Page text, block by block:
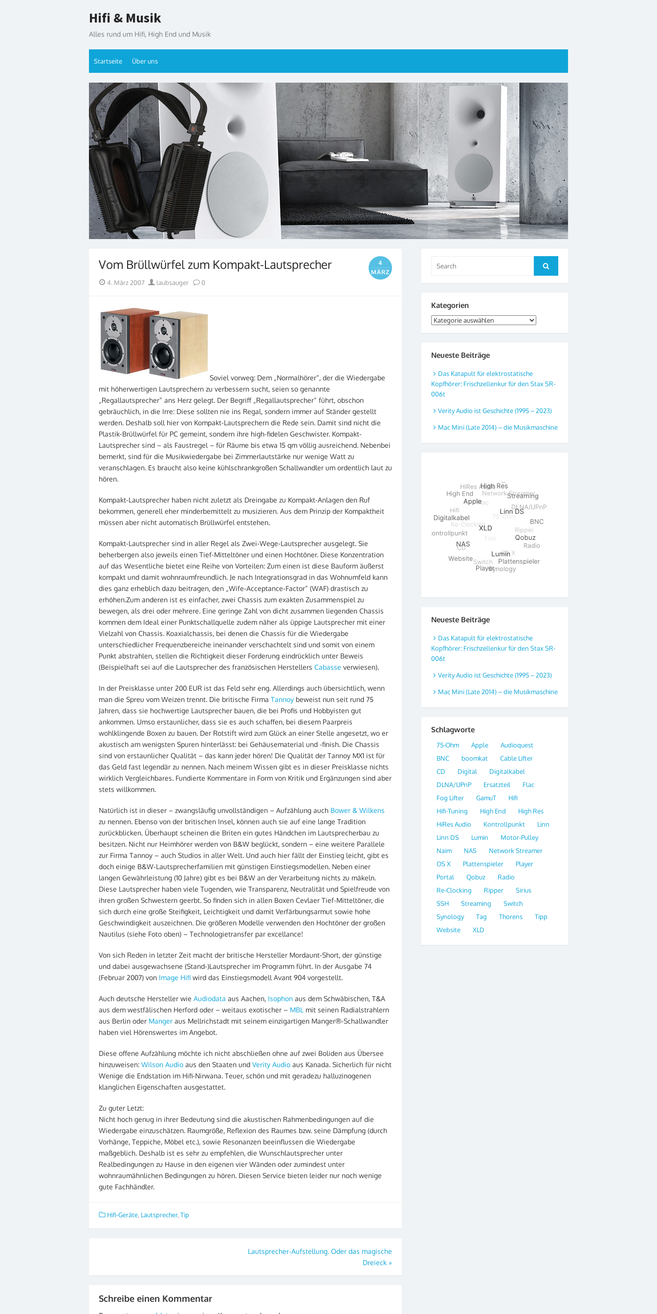
to
Hifi & Musik
Alles rund um Hifi, High End und Musik
Startseite Über uns
Vom Brüllwürfel zum Kompakt-Lautsprecher
4
MÄRZ
Posted
4. März 2007 Author
laubsauger 0
Soviel vorweg: Dem „Normalhörer“, der die Wiedergabe
mit höherwertigen Lautsprechern zu verbessern sucht, seien so genannte
„Regallautsprecher“ ans Herz gelegt. Der Begriff „Regallautsprecher“ führt, obschon
gebräuchlich, in die Irre: Diese sollten nie ins Regal, sondern immer auf Ständer gestellt
werden. Deshalb soll hier von Kompakt-Lautsprechern die Rede sein. Damit sind nicht die
Plastik-Brüllwürfel für PC gemeint, sondern ihre high-fidelen Geschwister. Kompakt-
Lautsprecher sind – als Faustregel – für Räume bis etwa 15 qm völlig ausreichend. Nebenbei
bemerkt, sind für die Musikwiedergabe bei Zimmerlautstärke nur wenige Watt zu
veranschlagen. Es braucht also keine kühlschrankgroßen Schallwandler um ordentlich laut zu
hören.
Kompakt-Lautsprecher haben nicht zuletzt als Dreingabe zu Kompakt-Anlagen den Ruf
bekommen, generell eher minderbemittelt zu musizieren. Aus dem Prinzip der Kompaktheit
müssen aber nicht automatisch Brüllwürfel entstehen.
Kompakt-Lautsprecher sind in aller Regel als Zwei-Wege-Lautsprecher ausgelegt. Sie
beherbergen also jeweils einen Tief-Mitteltöner und einen Hochtöner. Diese Konzentration
auf das Wesentliche bietet eine Reihe von Vorteilen: Zum einen ist diese Bauform äußerst
kompakt und damit wohnraumfreundlich. Je nach Integrationsgrad in das Wohnumfeld kann
dies ganz erheblich dazu beitragen, den „Wife-Acceptance-Factor“ (WAF) drastisch zu
erhöhen.Zum anderen ist es einfacher, zwei Chassis zum exakten Zusammenspiel zu
bewegen, als drei oder mehrere. Eine geringe Zahl von dicht zusammen liegenden Chassis
kommen dem Ideal einer Punktschallquelle zudem näher als üppige Lautsprecher mit einer
Vielzahl von Chassis. Koaxialchassis, bei denen die Chassis für die Wiedergabe
unterschiedlicher Frequenzbereiche ineinander verschachtelt sind und somit von einem
Punkt abstrahlen, stellen die Richtigkeit dieser Forderung eindrücklich unter Beweis
(Beispielhaft sei auf die Lautsprecher des französischen Herstellers Cabasse verwiesen).
In der Preisklasse unter 200 EUR ist das Feld sehr eng. Allerdings auch übersichtlich, wenn
man die Spreu vom Weizen trennt. Die britische Firma Tannoy beweist nun seit rund 75
Jahren, dass sie hochwertige Lautsprecher bauen, die bei Profis und Hobbyisten gut
ankommen. Umso erstaunlicher, dass sie es auch schaffen, bei diesem Paarpreis
wohlklingende Boxen zu bauen. Der Rotstift wird zum Glück an einer Stelle angesetzt, wo er
akustisch am wenigsten Spuren hinterlässt: bei Gehäusematerial und -finish. Die Chassis
sind von erstaunlicher Qualität – das kann jeder hören! Die Qualität der Tannoy MX1 ist für
das Geld fast legendär zu nennen. Nach meinem Wissen gibt es in dieser Preisklasse nichts
wirklich Vergleichbares. Fundierte Kommentare in Form von Kritik und Ergänzungen sind aber
stets willkommen.
Natürlich ist in dieser – zwangsläufig unvollständigen – Aufzählung auch Bower & Wilkens
zu nennen. Ebenso von der britischen Insel, können auch sie auf eine lange Tradition
zurückblicken. Überhaupt scheinen die Briten ein gutes Händchen im Lautsprecherbau zu
besitzen. Nicht nur Heimhörer werden von B&W beglückt, sondern – eine weitere Parallele
zur Firma Tannoy – auch Studios in aller Welt. Und auch hier fällt der Einstieg leicht, gibt es
doch einige B&W-Lautsprecherfamilien mit günstigen Einstiegsmodellen. Neben einer
langen Gewährleistung (10 Jahre) gibt es bei B&W an der Verarbeitung nichts zu mäkeln.
Diese Lautsprecher haben viele Tugenden, wie Transparenz, Neutralität und Spielfreude von
ihren großen Schwestern geerbt. So finden sich in allen Boxen Cevlaer Tief-Mitteltöner, die
sich durch eine große Steifigkeit, Leichtigkeit und damit Verfärbungsarmut sowie hohe
Geschwindigkeit auszeichnen. Die größeren Modelle verwenden den Hochtöner der großen
Nautilus (siehe Foto oben) – Technologietransfer par excellance!
Von sich Reden in letzter Zeit macht der britische Hersteller Mordaunt-Short, der günstige
und dabei ausgewachsene (Stand-)Lautsprecher im Programm führt. In der Ausgabe 74
(Februar 2007) von Image Hifi wird das Einstiegsmodell Avant 904 vorgestellt.
Auch deutsche Hersteller wie Audiodata aus Aachen, Isophon aus dem Schwäbischen, T&A
aus dem westfälischen Herford oder – weitaus exotischer – MBL mit seinen Radialstrahlern
aus Berlin oder Manger aus Mellrichstadt mit seinem einzigartigen Manger®-Schallwandler
haben viel Hörenswertes im Angebot.
Diese offene Aufzählung möchte ich nicht abschließen ohne auf zwei Boliden aus Übersee
hinzuweisen: Wilson Audio aus den Staaten und Verity Audio aus Kanada. Sicherlich für nicht
Wenige die Endstation im Hifi-Nirwana. Teuer, schön und mit geradezu halluzinogenen
klanglichen Eigenschaften ausgestattet.
Zu guter Letzt:
Nicht hoch genug in ihrer Bedeutung sind die akustischen Rahmenbedingungen auf die
Wiedergabe einzuschätzen. Raumgröße, Reflexion des Raumes bzw. seine Dämpfung (durch
Vorhänge, Teppiche, Möbel etc.), sowie Resonanzen beeinflussen die Wiedergabe
maßgeblich. Deshalb ist es sehr zu empfehlen, die Wunschlautsprecher unter
Realbedingungen zu Hause in den eigenen vier Wänden oder zumindest unter
wohnraumähnlichen Bedingungen zu hören. Diesen Service bieten leider nur noch wenige
gute Fachhändler.
Hifi-Geräte, Lautsprecher, Tip
Lautsprecher-Aufstellung. Oder das magische
Dreieck »
Schreibe einen Kommentar
for:
Search
Kategorien
Kategorien
Neueste Beiträge
Das Katapult für elektrostatische
Kopfhörer: Frischzellenkur für den Stax SR-
006t
Verity Audio ist Geschichte (1995 – 2023)
Mac Mini (Late 2014) – die Musikmaschine
Neueste Beiträge
Das Katapult für elektrostatische
Kopfhörer: Frischzellenkur für den Stax SR-
006t
Verity Audio ist Geschichte (1995 – 2023)
Mac Mini (Late 2014) – die Musikmaschine
Schlagworte
75-Ohm Apple
Audioquest
BNC
boomkat
Cable Lifter
CD
Digital
Digitalkabel
DLNA/UPnP
Ersatzteil
Flac
Fog Lifter
GamuT
Hifi
Hifi-Tuning
High End
High Res
HiRes Audio
Kontrollpunkt
Linn
Linn DS
Lumin
Motor-Pulley
Naim
NAS
Network Streamer
OS X
Plattenspieler
Player
Portal
Qobuz
Radio
Re-Clocking
Ripper
Sirius
SSH
Streaming
Switch
Synology
Tag Thorens
Tipp
Website
XLD